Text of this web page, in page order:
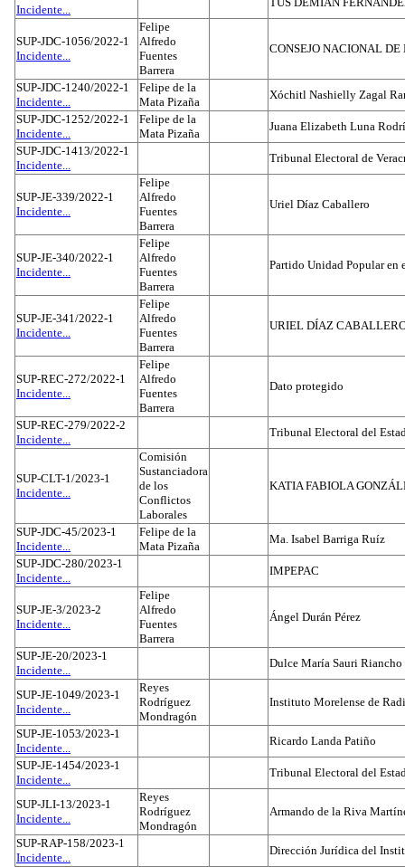
Incidente...
SUP-JDC-1056/2022-1
Incidente...
Felipe
Alfredo
Fuentes
Barrera
CONSEJO NACIONAL
SUP-JDC-1240/2022-1
Incidente...
Felipe de la
Mata Pizaña
Xóchitl Nashielly Zagal
SUP-JDC-1252/2022-1
Incidente...
Felipe de la
Mata Pizaña
Juana Elizabeth Luna
SUP-JDC-1413/2022-1
Incidente...
Tribunal Electoral de
SUP-JE-339/2022-1
Incidente...
Felipe
Alfredo
Fuentes
Barrera
Uriel Díaz Caballero
SUP-JE-340/2022-1
Incidente...
Felipe
Alfredo
Fuentes
Barrera
Partido Unidad Popular en
SUP-JE-341/2022-1
Incidente...
Felipe
Alfredo
Fuentes
Barrera
URIEL DÍAZ
SUP-REC-272/2022-1
Incidente...
Felipe
Alfredo
Fuentes
Barrera
Dato protegido
SUP-REC-279/2022-2
Incidente...
Tribunal Electoral del
SUP-CLT-1/2023-1
Incidente...
Comisión
Sustanciadora
de los
Conflictos
Laborales
KATIA FABIOLA
SUP-JDC-45/2023-1
Incidente...
Felipe de la
Mata Pizaña
Ma. Isabel Barriga Ruíz
SUP-JDC-280/2023-1
Incidente...
IMPEPAC
SUP-JE-3/2023-2
Incidente...
Felipe
Alfredo
Fuentes
Barrera
Ángel Durán Pérez
SUP-JE-20/2023-1
Incidente...
Dulce María Sauri
SUP-JE-1049/2023-1
Incidente...
Reyes
Rodríguez
Mondragón
Instituto Morelense de
SUP-JE-1053/2023-1
Incidente...
Ricardo Landa Patiño
SUP-JE-1454/2023-1
Incidente...
Tribunal Electoral del
SUP-JLI-13/2023-1
Incidente...
Reyes
Rodríguez
Mondragón
Armando de la Riva
SUP-RAP-158/2023-1
Incidente...
Dirección Jurídica del